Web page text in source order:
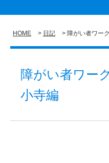
HOME 日記 障がい者ワー
障がい者ワー
小寺編